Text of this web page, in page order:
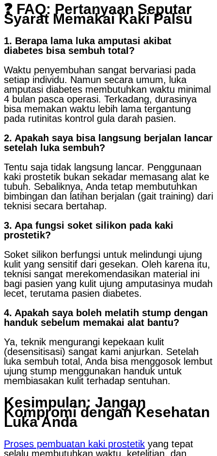
❓ FAQ: Pertanyaan Seputar
Syarat Memakai Kaki Palsu
1. Berapa lama luka amputasi akibat
diabetes bisa sembuh total?
Waktu penyembuhan sangat bervariasi pada
setiap individu. Namun secara umum, luka
amputasi diabetes membutuhkan waktu minimal
4 bulan pasca operasi. Terkadang, durasinya
bisa memakan waktu lebih lama tergantung
pada rutinitas kontrol gula darah pasien.
2. Apakah saya bisa langsung berjalan lancar
setelah luka sembuh?
Tentu saja tidak langsung lancar. Penggunaan
kaki prostetik bukan sekadar memasang alat ke
tubuh. Sebaliknya, Anda tetap membutuhkan
bimbingan dan latihan berjalan (gait training) dari
teknisi secara bertahap.
3. Apa fungsi soket silikon pada kaki
prostetik?
Soket silikon berfungsi untuk melindungi ujung
kulit yang sensitif dari gesekan. Oleh karena itu,
teknisi sangat merekomendasikan material ini
bagi pasien yang kulit ujung amputasinya mudah
lecet, terutama pasien diabetes.
4. Apakah saya boleh melatih stump dengan
handuk sebelum memakai alat bantu?
Ya, teknik mengurangi kepekaan kulit
(desensitisasi) sangat kami anjurkan. Setelah
luka sembuh total, Anda bisa menggosok lembut
ujung stump menggunakan handuk untuk
membiasakan kulit terhadap sentuhan.
Kesimpulan: Jangan
Kompromi dengan Kesehatan
Luka Anda
Proses pembuatan kaki prostetik yang tepat
selalu membutuhkan waktu, ketelitian, dan